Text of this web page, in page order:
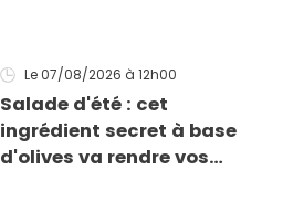
Le 07/08/2026 à 12h00
Salade d'été : cet
ingrédient secret à base
d'olives va rendre vos